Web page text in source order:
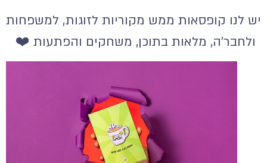
יש לנו קופסאות ממש מקוריות לזוגות, למשפחות
ולחבר'ה, מלאות בתוכן, משחקים והפתעות ❤️